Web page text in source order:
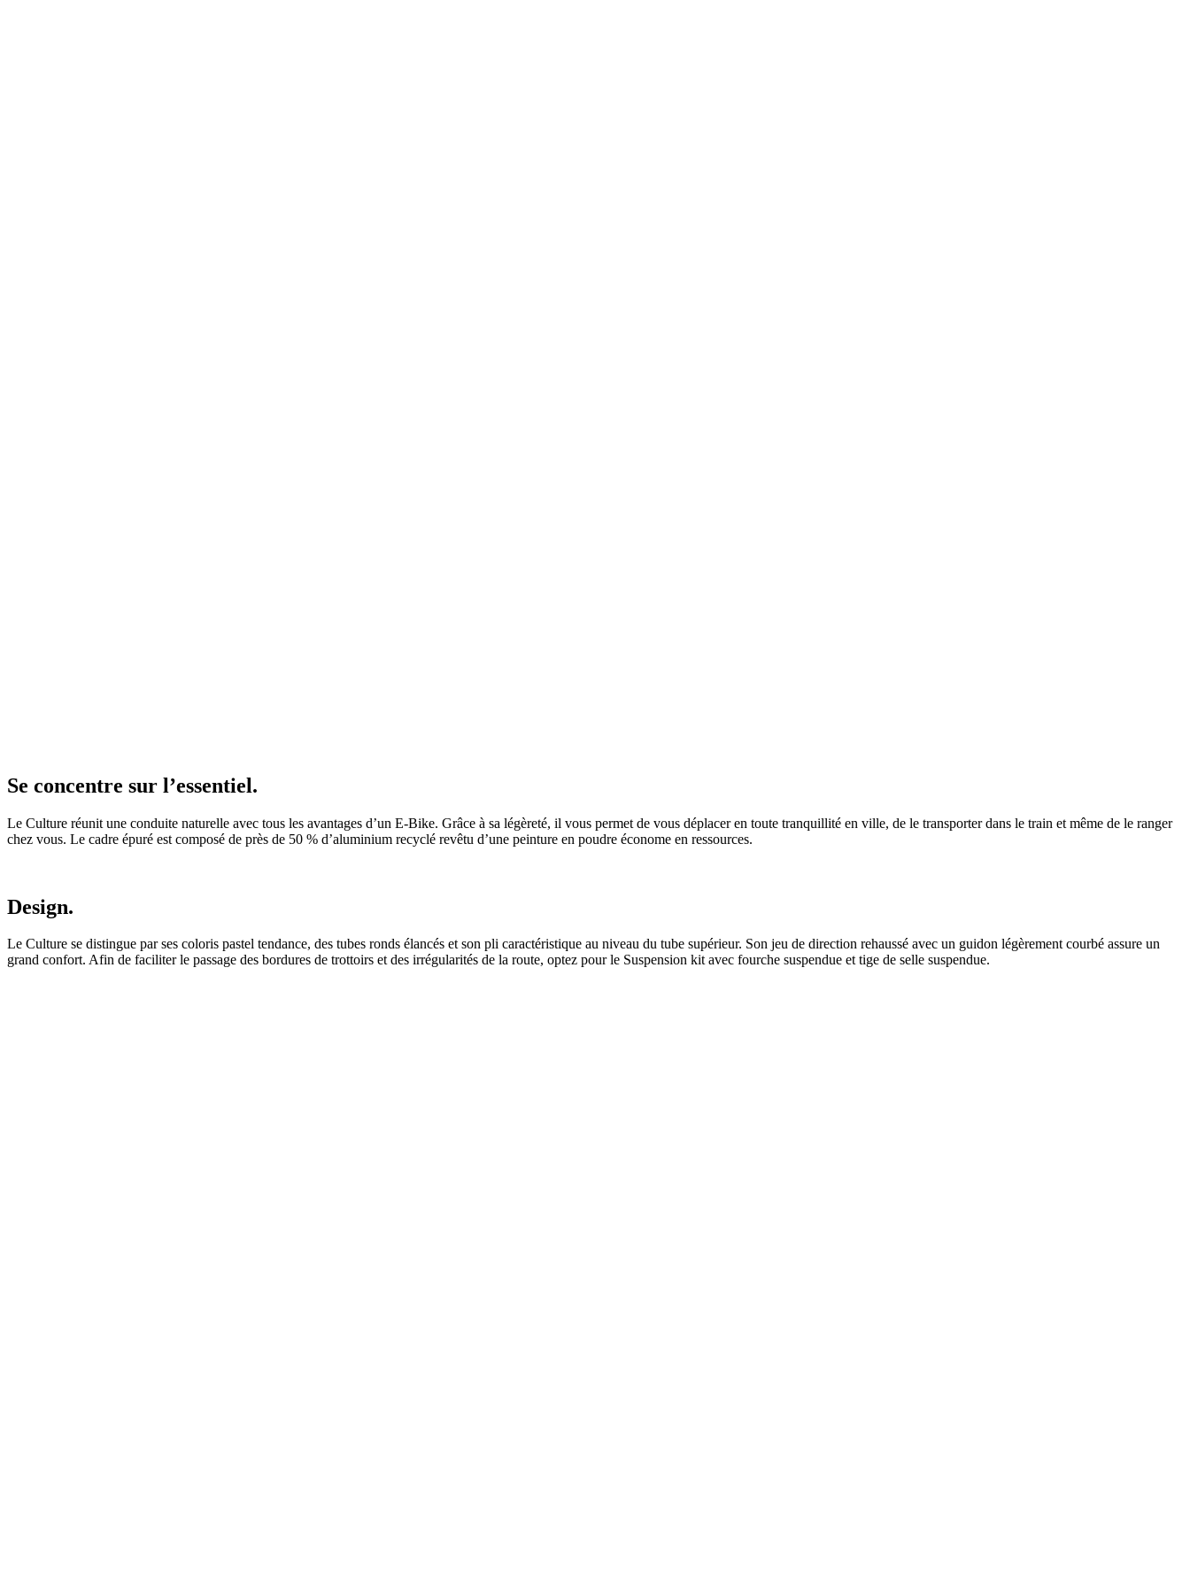
Se concentre sur l’essentiel.
Le Culture réunit une conduite naturelle avec tous les avantages d’un E-Bike. Grâce à sa légèreté, il vous permet de vous déplacer en toute tranquillité en ville, de le transporter dans le train et même de le ranger
chez vous. Le cadre épuré est composé de près de 50 % d’aluminium recyclé revêtu d’une peinture en poudre économe en ressources.
Design.
Le Culture se distingue par ses coloris pastel tendance, des tubes ronds élancés et son pli caractéristique au niveau du tube supérieur. Son jeu de direction rehaussé avec un guidon légèrement courbé assure un
grand confort. Afin de faciliter le passage des bordures de trottoirs et des irrégularités de la route, optez pour le Suspension kit avec fourche suspendue et tige de selle suspendue.